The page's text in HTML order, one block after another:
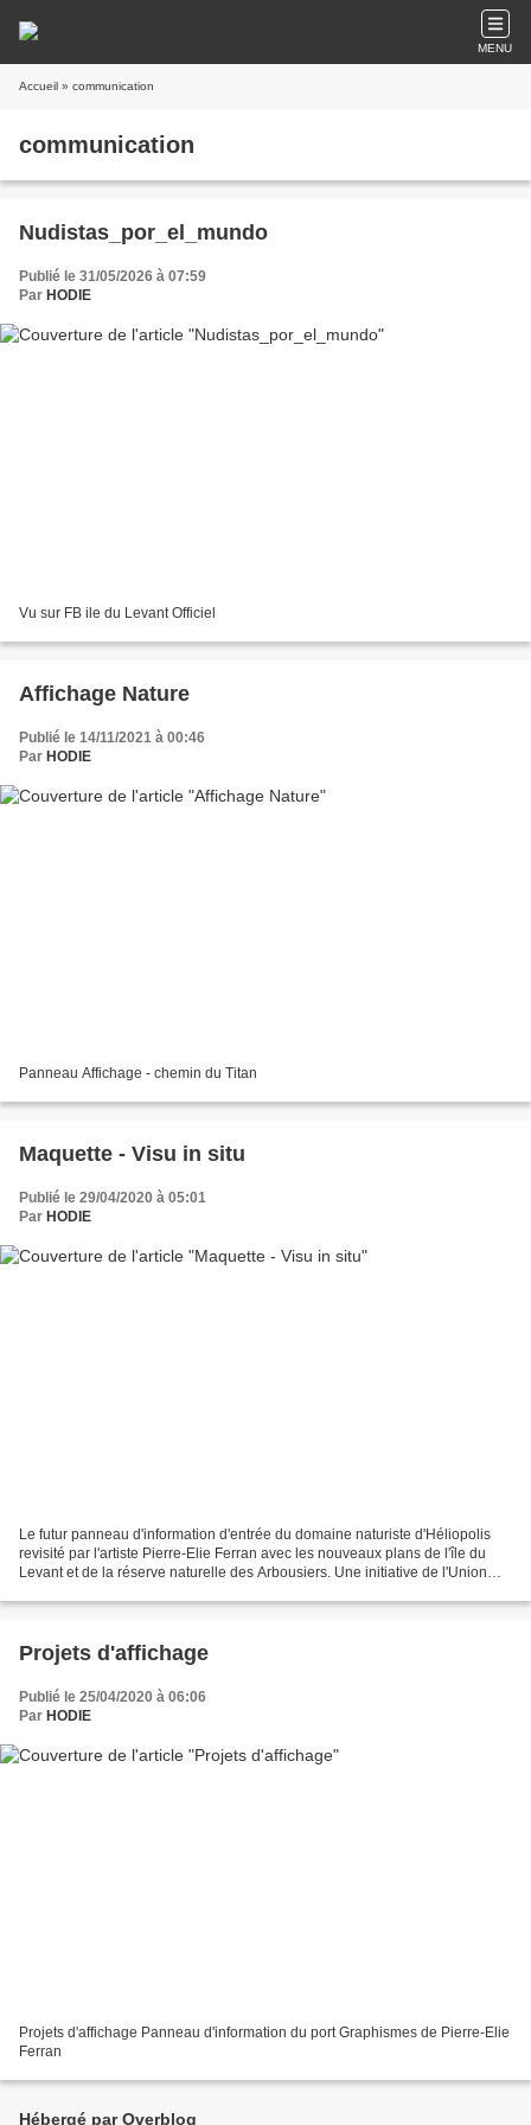
MENU
Accueil » communication
communication
Nudistas_por_el_mundo
Publié le 31/05/2026 à 07:59
Par HODIE
Vu sur FB ile du Levant Officiel
Affichage Nature
Publié le 14/11/2021 à 00:46
Par HODIE
Panneau Affichage - chemin du Titan
Maquette - Visu in situ
Publié le 29/04/2020 à 05:01
Par HODIE
Le futur panneau d'information d'entrée du domaine naturiste d'Héliopolis
revisité par l'artiste Pierre-Elie Ferran avec les nouveaux plans de l'île du
Levant et de la réserve naturelle des Arbousiers. Une initiative de l'Union
Projets d'affichage
Publié le 25/04/2020 à 06:06
Par HODIE
Projets d'affichage Panneau d'information du port Graphismes de Pierre-Elie
Ferran
Hébergé par Overblog